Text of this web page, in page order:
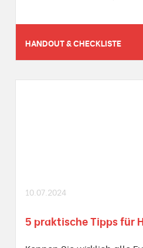
HANDOUT & CHECKLISTE
10.07.2024
5 praktische Tipps für